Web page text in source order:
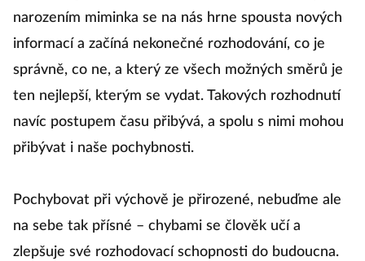
narozením miminka se na nás hrne spousta nových
informací a začíná nekonečné rozhodování, co je
správně, co ne, a který ze všech možných směrů je
ten nejlepší, kterým se vydat. Takových rozhodnutí
navíc postupem času přibývá, a spolu s nimi mohou
přibývat i naše pochybnosti.
Pochybovat při výchově je přirozené, nebuďme ale
na sebe tak přísné – chybami se člověk učí a
zlepšuje své rozhodovací schopnosti do budoucna.